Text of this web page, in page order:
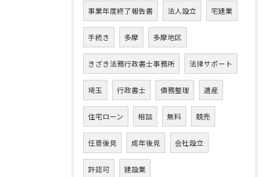
事業年度終了報告書 法人設立 宅建業
手続き 多摩 多摩地区
きざき法務行政書士事務所 法律サポート
埼玉 行政書士 債務整理 遺産
住宅ローン 相談 無料 競売
任意後見 成年後見 会社設立
許認可 建設業